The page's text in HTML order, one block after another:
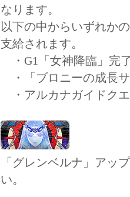
なります。
以下の中からいずれか
支給されます。
・G1「女神降臨」完
・「ブロニーの成長
・アルカナガイドク
「グレンベルナ」アッ
い。